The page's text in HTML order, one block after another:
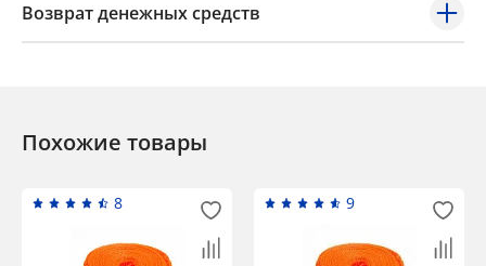
Возврат денежных средств
Похожие товары
8 9